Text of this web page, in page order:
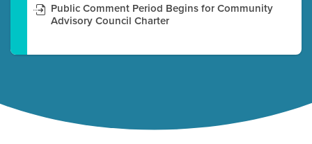
Public Comment Period Begins for Community
Advisory Council Charter